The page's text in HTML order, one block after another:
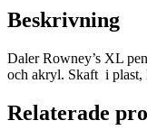
mängd
Beskrivning
Daler Rowney’s XL
och akryl. Skaft i plast,
Relaterade